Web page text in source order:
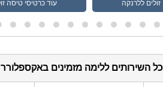
השירותים ללימה מזמינים באקספלורר